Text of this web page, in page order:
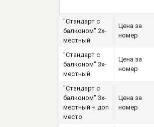
"Стандарт с
балконом" 2х-
местный
Цена за
номер
"Стандарт с
балконом" 3х-
местный
Цена за
номер
"Стандарт с
балконом" 3х-
местный + доп
место
Цена за
номер